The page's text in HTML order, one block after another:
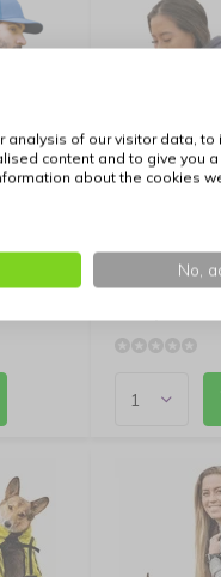
Urban
analysis of our visitor data, to
content and to give you
about the cookies
No,